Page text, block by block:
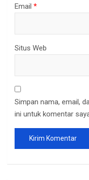
Email *
Situs Web
Simpan nama, email,
ini untuk komentar